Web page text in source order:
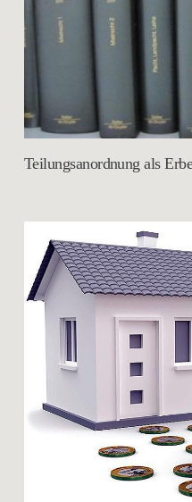
Teilungsanordnung als